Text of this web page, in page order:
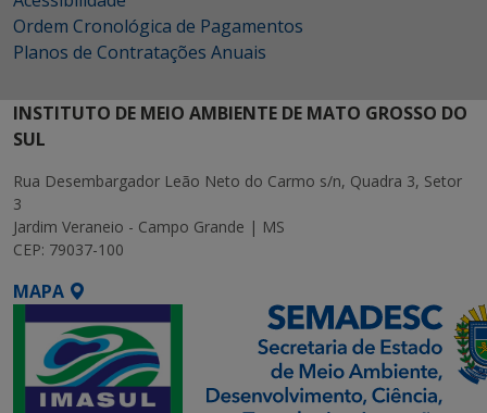
Ordem Cronológica de Pagamentos
Planos de Contratações Anuais
INSTITUTO DE MEIO AMBIENTE DE MATO GROSSO DO
SUL
Rua Desembargador Leão Neto do Carmo s/n, Quadra 3, Setor
3
Jardim Veraneio - Campo Grande | MS
CEP: 79037-100
MAPA